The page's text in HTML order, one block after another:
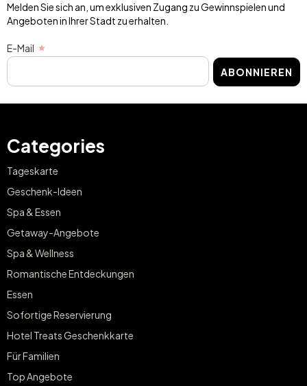
Melden Sie sich an, um exklusiven Zugang zu Gewinnspielen und
Angeboten in Ihrer Stadt zu erhalten.
E-Mail
ABONNIEREN
Categories
Tageskarte
Geschenk-Ideen
Spa & Essen
Getaway-Angebote
Spa & Wellness
Romantische Entdeckungen
Essen
Sofortige Reservierung
Hotel Treats Geschenkkarte
Für Familien
Top Angebote